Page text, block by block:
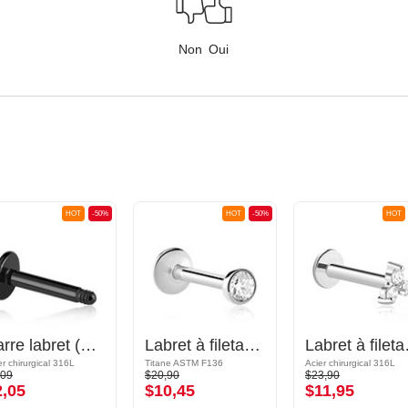
Non Oui
-50%
HOT
Barre labret (acier chirurgical, noir, finition brillante)
chirurgical 316L
-50%
HOT
Labret à filetage interne (titane, finition brillante) avec pierre en crystal
Titane ASTM F136
$20,90
$10,45
HOT
Acier chirurgical 316L
$23,90
$11,95